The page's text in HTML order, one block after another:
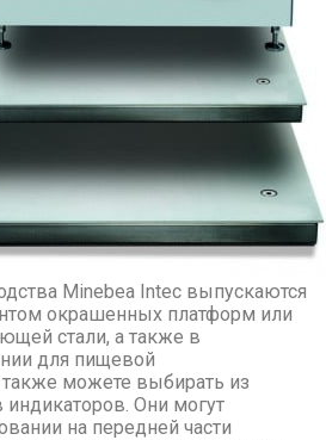
Minebea Intec выпускаются
окрашенных платформ или
стали, а также в
для пищевой
можете выбирать из
Они могут
на передней части